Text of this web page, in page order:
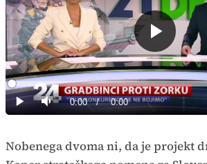
Predvajaj
Tiho Current
0:00 / Duration
0:00
Loaded:
0%
Nobenega dvoma ni, da je projekt